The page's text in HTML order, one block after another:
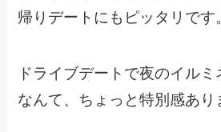
帰りデートにもピッタリです
ドライブデートで夜のイルミ
なんて、ちょっと特別感あり